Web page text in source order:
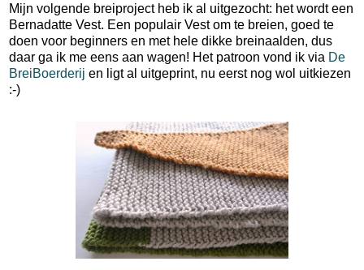
Mijn volgende breiproject heb ik al uitgezocht: het wordt een
Bernadatte Vest. Een populair Vest om te breien, goed te
doen voor beginners en met hele dikke breinaalden, dus
daar ga ik me eens aan wagen! Het patroon vond ik via De
BreiBoerderij en ligt al uitgeprint, nu eerst nog wol uitkiezen
:-)